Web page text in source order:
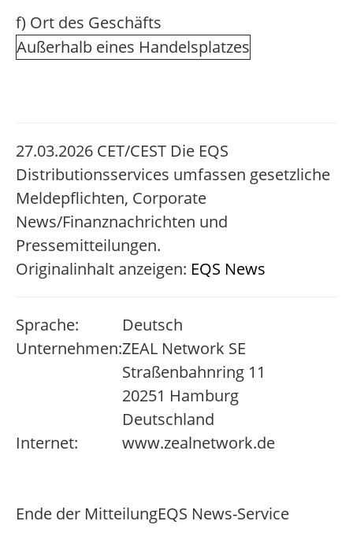
f) Ort des Geschäfts
Außerhalb eines Handelsplatzes
27.03.2026 CET/CEST Die EQS
Distributionsservices umfassen gesetzliche
Meldepflichten, Corporate
News/Finanznachrichten und
Pressemitteilungen.
Originalinhalt anzeigen: EQS News
Sprache:
Deutsch
Unternehmen:ZEAL Network SE
Straßenbahnring 11
20251 Hamburg
Deutschland
Internet:
www.zealnetwork.de
Ende der MitteilungEQS News-Service